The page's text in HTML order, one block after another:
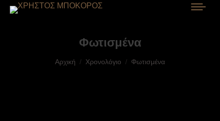
Φωτισμένα
You are here:
Αρχική Χρονολόγιο Φωτισμένα